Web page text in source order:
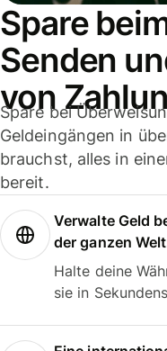
Spare
Senden
von
Spare bei
Geldeingängen in
brauchst, alles in
bereit.
Verwalte Geld
der ganzen
Halte deine
sie in